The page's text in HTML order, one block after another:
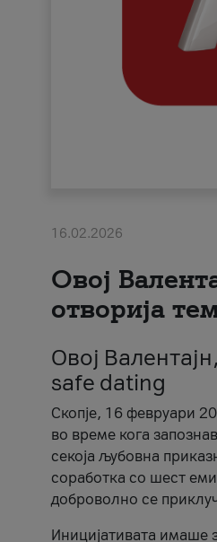
16.02.2026
Овој
отворија
Овој
safe dating
Скопје, 16 февруари
во време кога
секоја љубовна
соработка со шест
доброволно се
Иницијативата имаше